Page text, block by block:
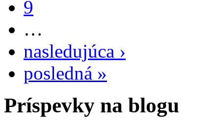
9
…
nasledujúca ›
posledná »
Príspevky na blogu